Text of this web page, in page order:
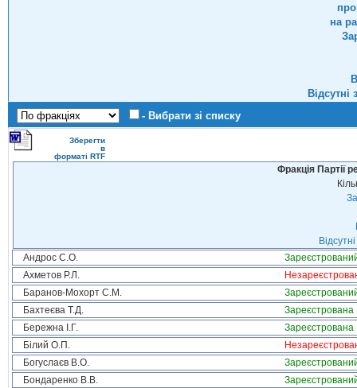
на
- Вибрати зі списку
Зберегти
в
форматі RTF
Фракція Партії
Андрос С.О.
Ахметов Р.Л.
Баранов-Мохорт С.М.
Бахтеєва Т.Д.
Зареєстрована
Бережна І.Г.
Зареєстрована
Білий О.П.
Богуслаєв В.О.
Бондаренко В.В.